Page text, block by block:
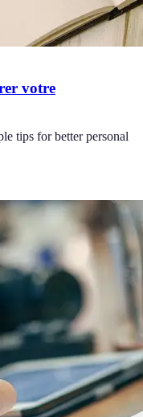
votre
tips for better personal